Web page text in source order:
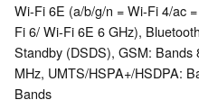
Wi-Fi 6E (a/b/g/n = Wi-Fi 4/ac
Fi 6/ Wi-Fi 6E 6 GHz),
Standby (DSDS), GSM: Bands
MHz, UMTS/HSPA+/HSDPA:
Bands